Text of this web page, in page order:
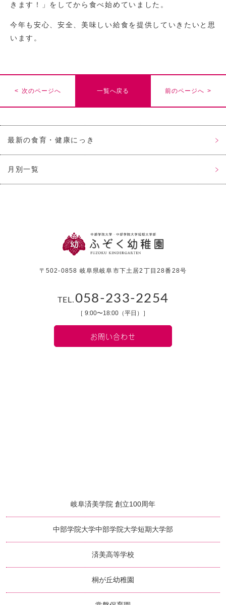
最新の食育・健康にっき
月別一覧
きます！」をしてから食べ始めていました。
今年も安心、安全、美味しい給食を提供していきたいと思
います。
< 次のページへ 一覧へ戻る 前のページへ >
〒502-0858 岐阜県岐阜市下土居2丁目28番28号
TEL.058-233-2254
［ 9:00〜18:00（平日）］
お問い合わせ
岐阜済美学院 創立100周年
中部学院大学中部学院大学短期大学部
済美高等学校
桐が丘幼稚園